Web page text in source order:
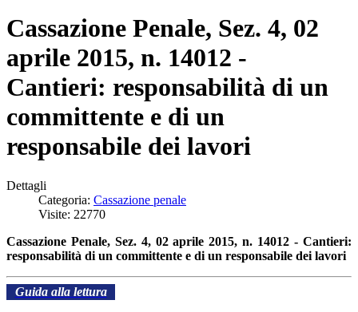
Cassazione Penale, Sez. 4, 02
aprile 2015, n. 14012 -
Cantieri: responsabilità di un
committente e di un
responsabile dei lavori
Dettagli
Categoria: Cassazione penale
Visite: 22770
Cassazione Penale, Sez. 4, 02 aprile 2015, n. 14012 - Cantieri:
responsabilità di un committente e di un responsabile dei lavori
Guida alla lettura